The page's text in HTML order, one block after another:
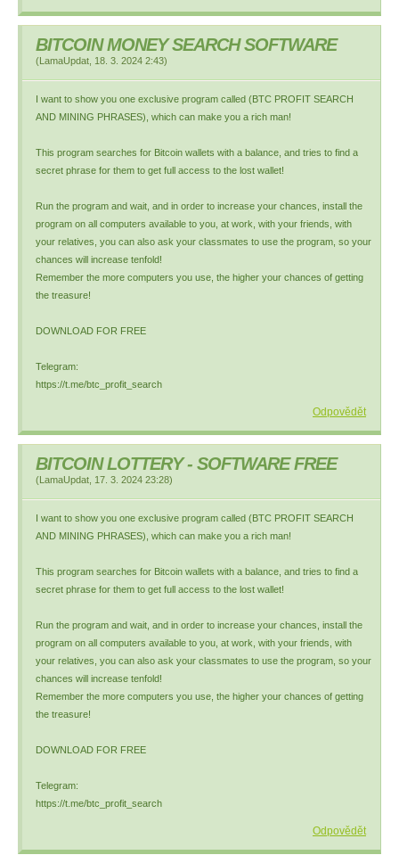
BITCOIN MONEY SEARCH SOFTWARE
(LamaUpdat 18. 3. 2024 2:43)
I want to show you one exclusive program called (BTC PROFIT SEARCH
AND MINING PHRASES), which can make you a rich man!
This program searches for Bitcoin wallets with a balance, and tries to find a
secret phrase for them to get full access to the lost wallet!
Run the program and wait, and in order to increase your chances, install the
program on all computers available to you, at work, with your friends, with
your relatives, you can also ask your classmates to use the program, so your
chances will increase tenfold!
Remember the more computers you use, the higher your chances of getting
the treasure!
DOWNLOAD FOR FREE
Telegram:
https://t.me/btc_profit_search
Odpovědět
BITCOIN LOTTERY - SOFTWARE FREE
(LamaUpdat 17. 3. 2024 23:28)
I want to show you one exclusive program called (BTC PROFIT SEARCH
AND MINING PHRASES), which can make you a rich man!
This program searches for Bitcoin wallets with a balance, and tries to find a
secret phrase for them to get full access to the lost wallet!
Run the program and wait, and in order to increase your chances, install the
program on all computers available to you, at work, with your friends, with
your relatives, you can also ask your classmates to use the program, so your
chances will increase tenfold!
Remember the more computers you use, the higher your chances of getting
the treasure!
DOWNLOAD FOR FREE
Telegram:
https://t.me/btc_profit_search
Odpovědět